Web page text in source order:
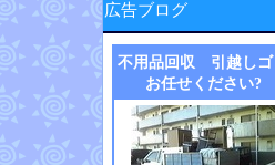
広告ブログ
不用品回収 引越しゴ
お任せください?